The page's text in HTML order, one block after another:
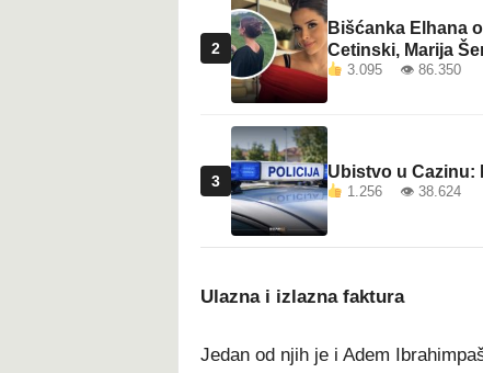
2
Bišćanka Elhana
Cetinski, Marija
3.095 👁 86.350
3 Ubistvo u Cazinu:
1.256 👁 38.624
Ulazna i izlazna faktura
Jedan od njih je i Adem